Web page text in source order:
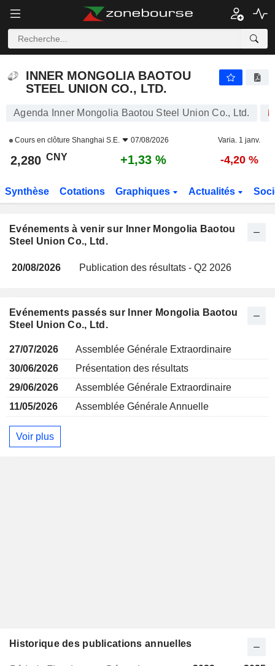
INNER MONGOLIA BAOTOU
STEEL UNION CO., LTD.
Agenda Inner Mongolia Baotou Steel Union Co., Ltd.
Cours en clôture Shanghai S.E. 07/08/2026 Varia. 1 janv.
2,280 CNY +1,33 % -4,20 %
Synthèse Cotations Graphiques Actualités
Evénements à venir sur Inner Mongolia Baotou
Steel Union Co., Ltd.
20/08/2026 Publication des résultats - Q2 2026
Evénements passés sur Inner Mongolia Baotou
Steel Union Co., Ltd.
27/07/2026
Assemblée Générale Extraordinaire
30/06/2026
Présentation des résultats
29/06/2026
Assemblée Générale Extraordinaire
11/05/2026
Assemblée Générale Annuelle
Voir plus
Historique des publications annuelles